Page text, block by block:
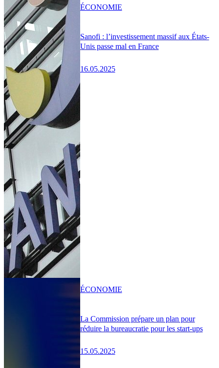
Sanofi : l’investissement massif aux États-
Unis passe mal en France
16.05.2025
ÉCONOMIE
La Commission prépare un plan pour
réduire la bureaucratie pour les start-ups
15.05.2025
ÉCONOMIE